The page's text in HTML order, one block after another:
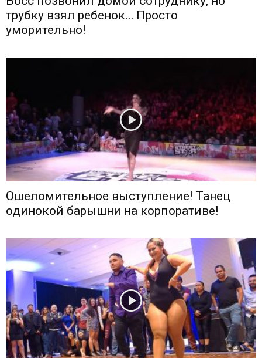
трубку взял ребенок… Просто
уморительно!
Ошеломительное выступление! Танец
одинокой барышни на корпоративе!